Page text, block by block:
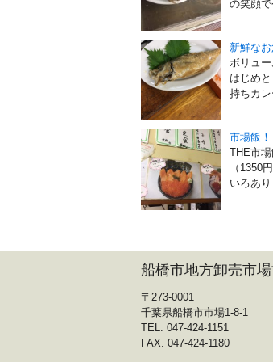
の笑顔
新鮮な
ボリュ
はじめ
持ちカ
市場飯！
THE市
（1350
いろあ
船橋市地方卸売市
〒273-0001
千葉県船橋市市場1-8-1
TEL. 047-424-1151
FAX. 047-424-1180